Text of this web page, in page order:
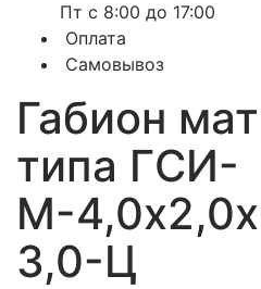
Пт с 8:00 до 17:00
Оплата
Самовывоз
Габион
типа ГCИ-
М-
3,0-Ц